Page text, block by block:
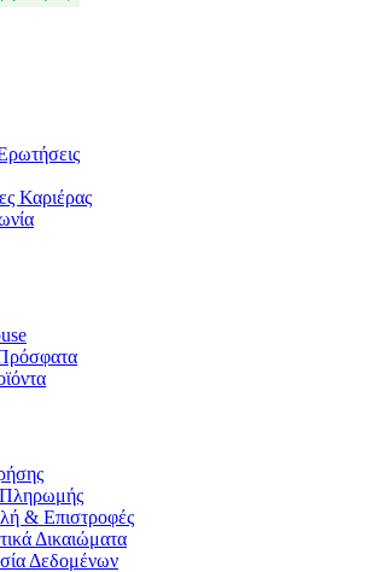
Καριέρας
& Επιστροφές
Δικαιώματα
Δεδομένων